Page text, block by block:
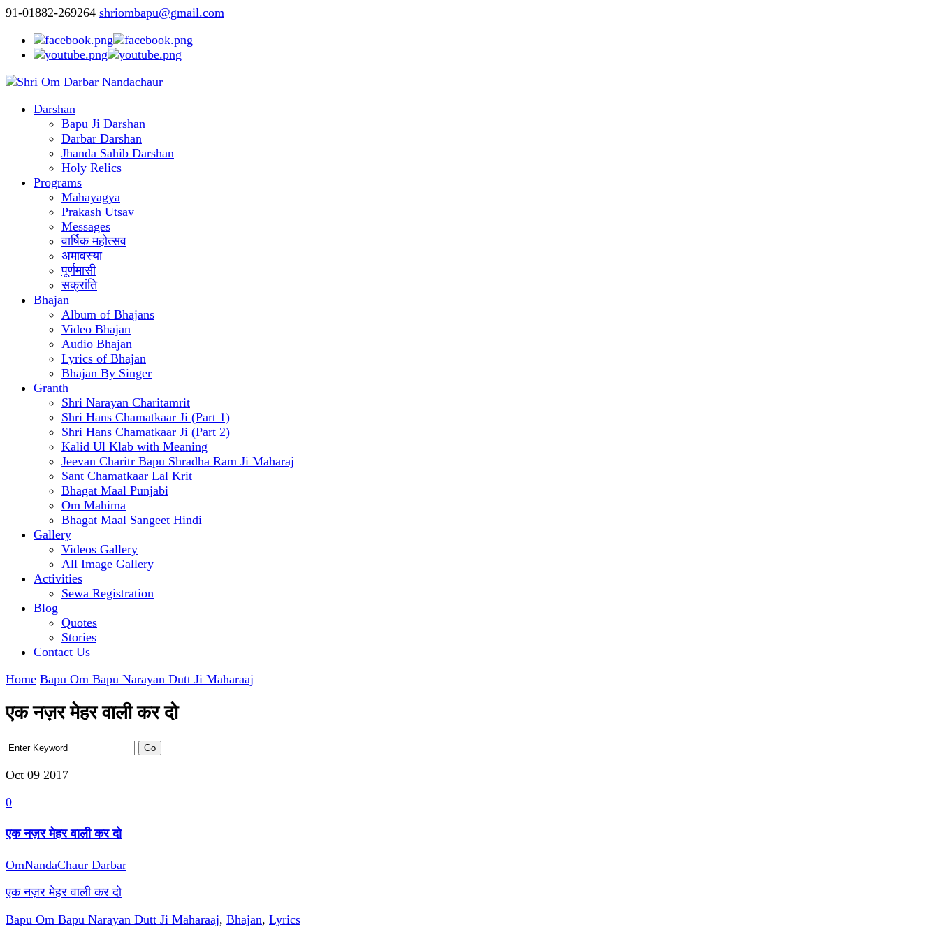
91-01882-269264 shriombapu@gmail.com
Darshan
Bapu Ji Darshan
Darbar Darshan
Jhanda Sahib Darshan
Holy Relics
Programs
Mahayagya
Prakash Utsav
Messages
वार्षिक महोत्सव
अमावस्या
पूर्णमासी
सक्रांति
Bhajan
Album of Bhajans
Video Bhajan
Audio Bhajan
Lyrics of Bhajan
Bhajan By Singer
Granth
Shri Narayan Charitamrit
Shri Hans Chamatkaar Ji (Part 1)
Shri Hans Chamatkaar Ji (Part 2)
Kalid Ul Klab with Meaning
Jeevan Charitr Bapu Shradha Ram Ji Maharaj
Sant Chamatkaar Lal Krit
Bhagat Maal Punjabi
Om Mahima
Bhagat Maal Sangeet Hindi
Gallery
Videos Gallery
All Image Gallery
Activities
Sewa Registration
Blog
Quotes
Stories
Contact Us
Home Bapu Om Bapu Narayan Dutt Ji Maharaaj
एक नज़र मेहर वाली कर दो
Oct 09 2017
0
एक नज़र मेहर वाली कर दो
OmNandaChaur Darbar
एक नज़र मेहर वाली कर दो
Bapu Om Bapu Narayan Dutt Ji Maharaaj, Bhajan, Lyrics